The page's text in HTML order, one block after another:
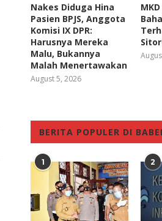
Nakes Diduga Hina
Pasien BPJS, Anggota
Komisi IX DPR:
Harusnya Mereka
Malu, Bukannya
Malah Menertawakan
August 5, 2026
BERITA POPULER DI
1 2